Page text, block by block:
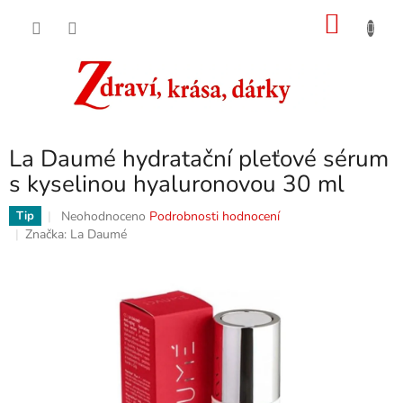
La Daumé hydratační pleťové sérum
s kyselinou hyaluronovou 30 ml
Tip
Průměrné
hodnocení
Neohodnoceno Podrobnosti hodnocení
Značka: La Daumé